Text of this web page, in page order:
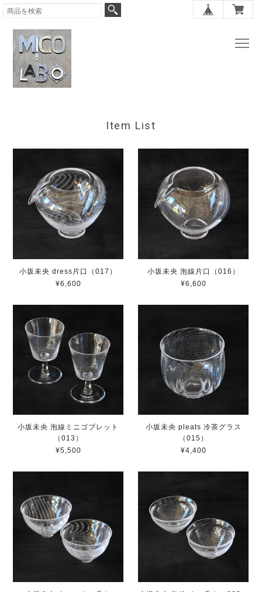
Item List
小坂未央 dress片口（017）
¥6,600
小坂未央 泡線片口（016）
¥6,600
小坂未央 泡線ミニゴブレット
（013）
¥5,500
小坂未央 pleats 冷茶グラス
（015）
¥4,400